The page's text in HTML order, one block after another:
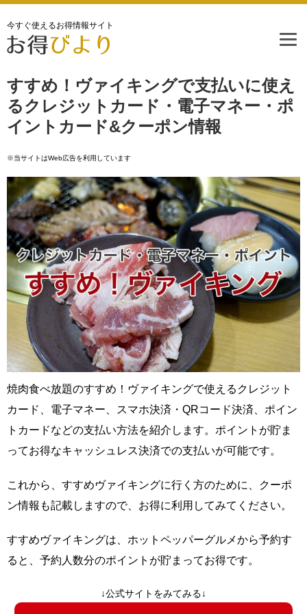
今すぐ使えるお得情報サイト
すすめ！ヴァイキングで支払いに使え
るクレジットカード・電子マネー・ポ
イントカード&クーポン情報
※当サイトはWeb広告を利用しています
焼肉食べ放題のすすめ！ヴァイキングで使えるクレジット
カード、電子マネー、スマホ決済・QRコード決済、ポイン
トカードなどの支払い方法を紹介します。ポイントが貯ま
ってお得なキャッシュレス決済での支払いが可能です。
これから、すすめヴァイキングに行く方のために、クーポ
ン情報も記載しますので、お得に利用してみてください。
すすめヴァイキングは、ホットペッパーグルメから予約す
ると、予約人数分のポイントが貯まってお得です。
↓公式サイトをみてみる↓